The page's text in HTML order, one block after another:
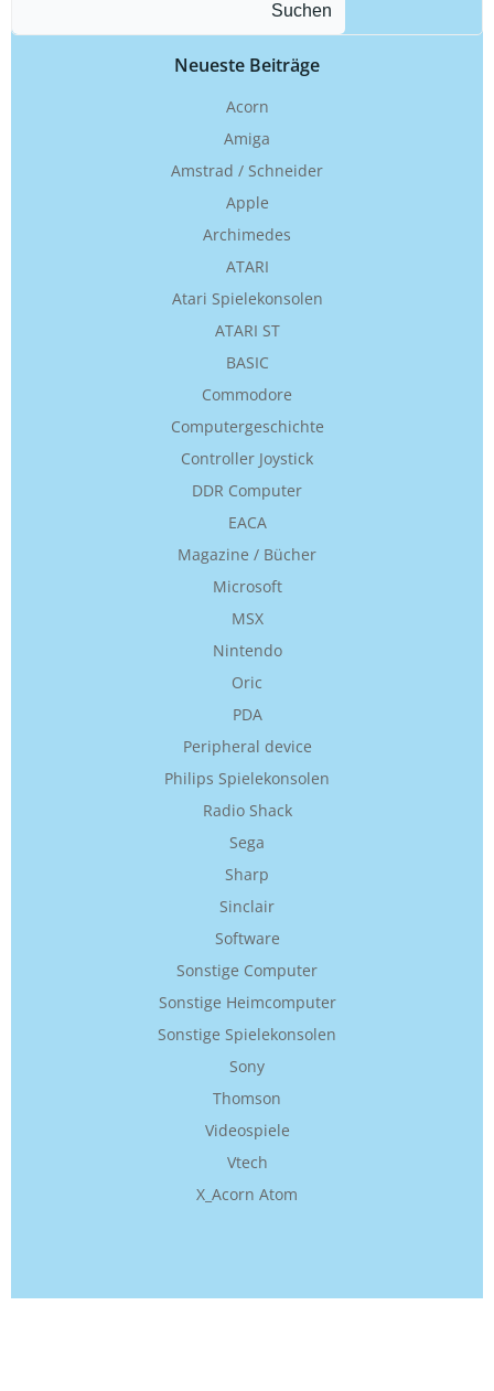
Suchen
Neueste Beiträge
Acorn
Amiga
Amstrad / Schneider
Apple
Archimedes
ATARI
Atari Spielekonsolen
ATARI ST
BASIC
Commodore
Computergeschichte
Controller Joystick
DDR Computer
EACA
Magazine / Bücher
Microsoft
MSX
Nintendo
Oric
PDA
Peripheral device
Philips Spielekonsolen
Radio Shack
Sega
Sharp
Sinclair
Software
Sonstige Computer
Sonstige Heimcomputer
Sonstige Spielekonsolen
Sony
Thomson
Videospiele
Vtech
X_Acorn Atom